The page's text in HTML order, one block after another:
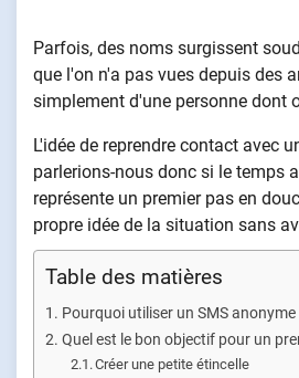
Parfois, des noms surgissent
que l'on n'a pas vues depuis des
simplement d'une personne dont
L'idée de reprendre contact avec
parlerions-nous donc si le temps
représente un premier pas en
propre idée de la situation sans
Table des matières
Pourquoi utiliser un SMS
Quel est le bon objectif pour un
Créer une petite étincelle